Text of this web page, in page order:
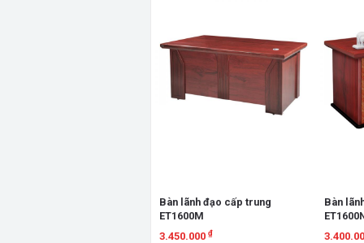
Bàn lãnh đạo cấp trung
ET1600M
3.450.000 ₫
Bàn